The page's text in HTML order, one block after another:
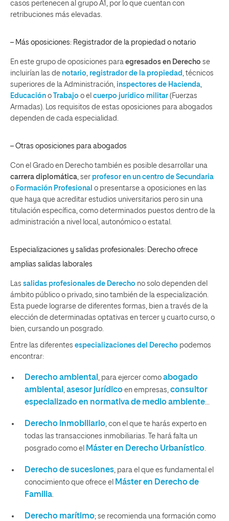
casos pertenecen al grupo A1, por lo que cuentan con
retribuciones más elevadas.
– Más oposiciones: Registrador de la propiedad o notario
En este grupo de oposiciones para egresados en Derecho se
incluirían las de notario, registrador de la propiedad, técnicos
superiores de la Administración, inspectores de Hacienda,
Educación o Trabajo o el cuerpo jurídico militar (Fuerzas
Armadas). Los requisitos de estas oposiciones para abogados
dependen de cada especialidad.
– Otras oposiciones para abogados
Con el Grado en Derecho también es posible desarrollar una
carrera diplomática, ser profesor en un centro de Secundaria
o Formación Profesional o presentarse a oposiciones en las
que haya que acreditar estudios universitarios pero sin una
titulación específica, como determinados puestos dentro de la
administración a nivel local, autonómico o estatal.
Especializaciones y salidas profesionales: Derecho ofrece
amplias salidas laborales
Las salidas profesionales de Derecho no solo dependen del
ámbito público o privado, sino también de la especialización.
Esta puede lograrse de diferentes formas, bien a través de la
elección de determinadas optativas en tercer y cuarto curso, o
bien, cursando un posgrado.
Entre las diferentes especializaciones del Derecho podemos
encontrar:
Derecho ambiental , para ejercer como abogado
ambiental , asesor jurídicoen empresas, consultor
especializado en normativa de medio ambiente…
Derecho inmobiliario, con el que te harás experto en
todas las transacciones inmobiliarias. Te hará falta un
posgrado como el
Máster en Derecho Urbanístico.
Derecho de sucesiones, para el que es fundamental el
conocimiento que ofrece el
Máster en Derecho de
Familia.
Derecho marítimo; se recomienda una formación como